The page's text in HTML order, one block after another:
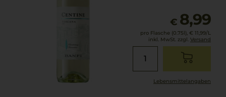
€ 8,99
pro Flasche (0.75l), € 11,99/L
inkl. MwSt. zzgl. Versand
Lebensmittel­angaben